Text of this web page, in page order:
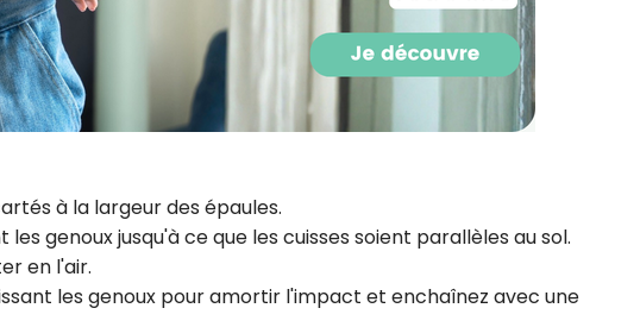
à la largeur des épaules.
genoux jusqu'à ce que les cuisses soient parallèles au sol.
en l'air.
les genoux pour amortir l'impact et enchaînez avec une
recettes inédites de CROQ